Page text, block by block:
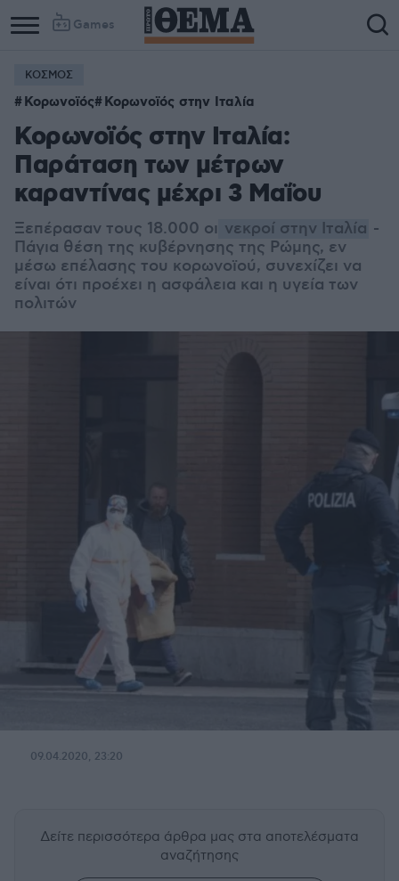
Games
ΚΟΣΜΟΣ
Κορωνοϊός Κορωνοϊός στην Ιταλία
Κορωνοϊός στην Ιταλία:
Παράταση των μέτρων
καραντίνας μέχρι 3 Μαΐου
Ξεπέρασαν τους 18.000 οι νεκροί στην Ιταλία -
Πάγια θέση της κυβέρνησης της Ρώμης, εν
μέσω επέλασης του κορωνοϊού, συνεχίζει να
είναι ότι προέχει η ασφάλεια και η υγεία των
πολιτών
09.04.2020, 23:20
Δείτε περισσότερα άρθρα μας στα αποτελέσματα
αναζήτησης